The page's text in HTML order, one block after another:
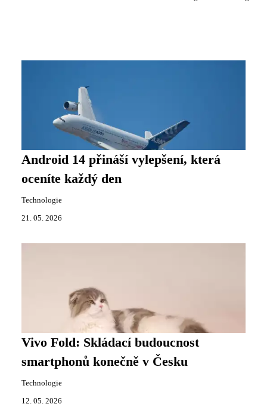
Android 14 přináší vylepšení, která
oceníte každý den
Technologie
21. 05. 2026
Vivo Fold: Skládací budoucnost
smartphonů konečně v Česku
Technologie
12. 05. 2026